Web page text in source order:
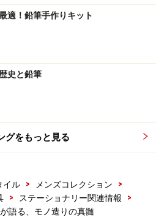
適！鉛筆手作りキット
史と鉛筆
グをもっと見る
イル > メンズコレクション
>
> ステーショナリー関連情報
>
が語る、モノ造りの真髄